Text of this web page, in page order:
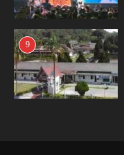
9